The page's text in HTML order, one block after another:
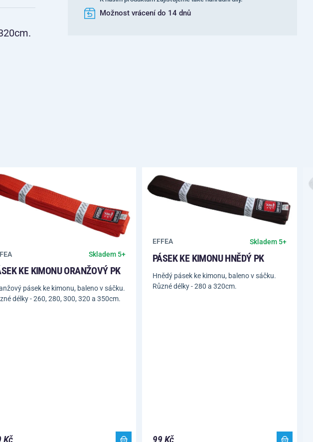
Možnost vrácení do 14 dnů
Skladem 5+
KE KIMONU ORANŽOVÝ PK
pásek ke kimonu, baleno v sáčku.
délky - 260, 280, 300, 320 a 350cm.
Kč
EFFEA Skladem 5+
PÁSEK KE KIMONU HNĚDÝ PK
Hnědý pásek ke kimonu, baleno v sáčku.
Různé délky - 280 a 320cm.
99 Kč